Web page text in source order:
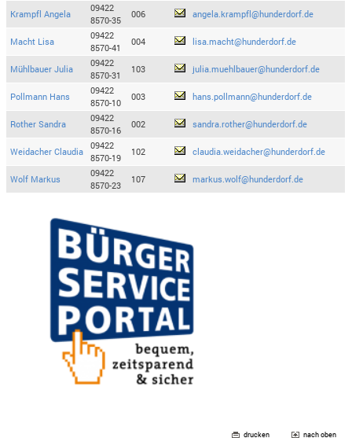
Krampfl Angela
09422
8570-35
006 angela.krampfl@hunderdorf.de
Macht Lisa
09422
8570-41
004 lisa.macht@hunderdorf.de
Mühlbauer Julia
09422
8570-31
103 julia.muehlbauer@hunderdorf.de
Pollmann Hans
09422
8570-10
003 hans.pollmann@hunderdorf.de
Rother Sandra
09422
8570-16
002 sandra.rother@hunderdorf.de
Weidacher Claudia
09422
8570-19
102 claudia.weidacher@hunderdorf.de
Wolf Markus
09422
8570-23
107 markus.wolf@hunderdorf.de
drucken nach oben